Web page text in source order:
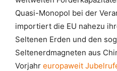
Quasi-Monopol bei der
importiert die EU nahezu
Seltenen Erden und den
Seltenerdmagneten aus
Vorjahr europaweit